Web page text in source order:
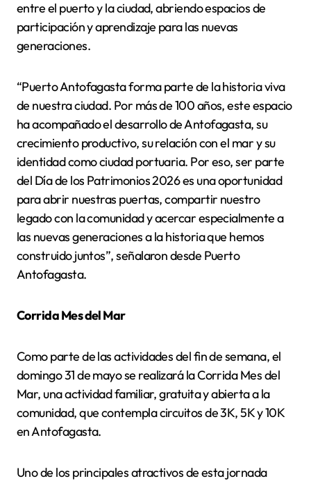
entre el puerto y la ciudad, abriendo espacios de
participación y aprendizaje para las nuevas
generaciones.
“Puerto Antofagasta forma parte de la historia viva
de nuestra ciudad. Por más de 100 años, este espacio
ha acompañado el desarrollo de Antofagasta, su
crecimiento productivo, su relación con el mar y su
identidad como ciudad portuaria. Por eso, ser parte
del Día de los Patrimonios 2026 es una oportunidad
para abrir nuestras puertas, compartir nuestro
legado con la comunidad y acercar especialmente a
las nuevas generaciones a la historia que hemos
construido juntos”, señalaron desde Puerto
Antofagasta.
Corrida Mes del Mar
Como parte de las actividades del fin de semana, el
domingo 31 de mayo se realizará la Corrida Mes del
Mar, una actividad familiar, gratuita y abierta a la
comunidad, que contempla circuitos de 3K, 5K y 10K
en Antofagasta.
Uno de los principales atractivos de esta jornada